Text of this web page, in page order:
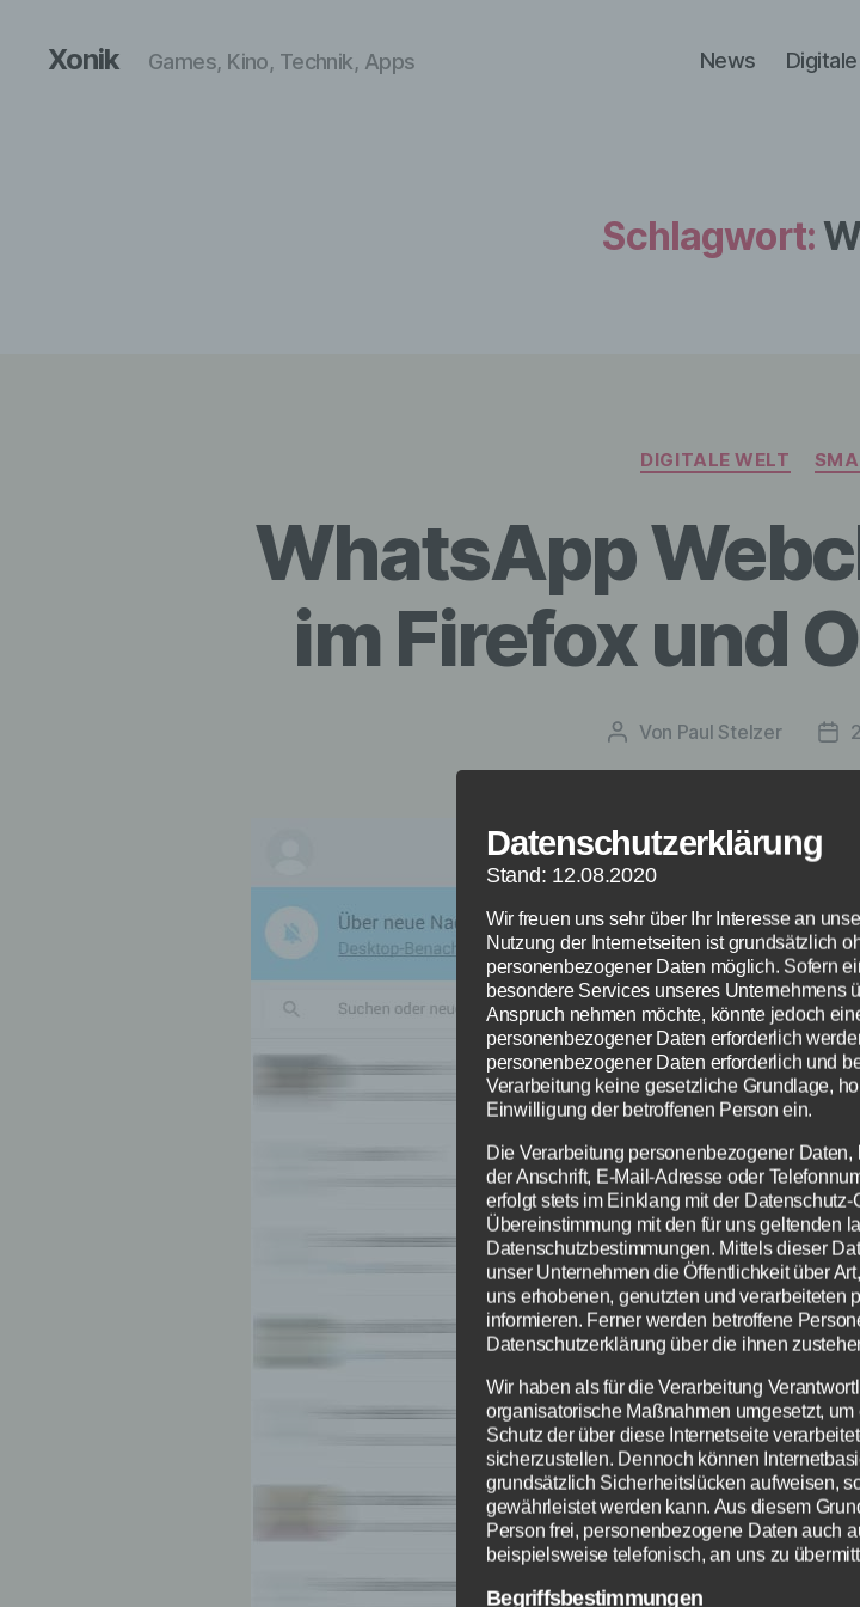
Xonik Games, Kino, Technik, Apps News
Schlagwort:
DIGITALE WELT
WhatsApp
im Firefox und
Beitragsautor
Von Paul Stelzer
Datenschutzerklärung
Stand: 12.08.2020
Wir freuen uns sehr über Ihr Interesse an
Nutzung der Internetseiten ist grundsätzlich
personenbezogener Daten möglich. Sofern
besondere Services unseres Unternehmens
Anspruch nehmen möchte, könnte jedoch
personenbezogener Daten erforderlich
personenbezogener Daten erforderlich und
Verarbeitung keine gesetzliche Grundlage,
Einwilligung der betroffenen Person ein.
Die Verarbeitung personenbezogener
der Anschrift, E-Mail-Adresse oder
erfolgt stets im Einklang mit der
Übereinstimmung mit den für uns geltenden
Datenschutzbestimmungen. Mittels dieser
unser Unternehmen die Öffentlichkeit über
uns erhobenen, genutzten und verarbeiteten
informieren. Ferner werden betroffene
Datenschutzerklärung über die ihnen
Wir haben als für die Verarbeitung
organisatorische Maßnahmen umgesetzt,
Schutz der über diese Internetseite
sicherzustellen. Dennoch können
grundsätzlich Sicherheitslücken aufweisen,
gewährleistet werden kann. Aus diesem
Person frei, personenbezogene Daten auch
beispielsweise telefonisch, an uns zu
Begriffsbestimmungen